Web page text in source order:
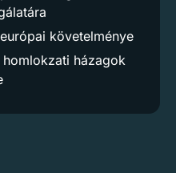
követelménye
házagok